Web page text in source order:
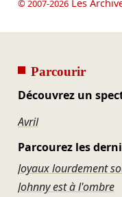
© 2007-2026Les
Parcourir
Découvrez un
Avril
Parcourez les
Joyaux lourdement
Johnny est à l'ombre